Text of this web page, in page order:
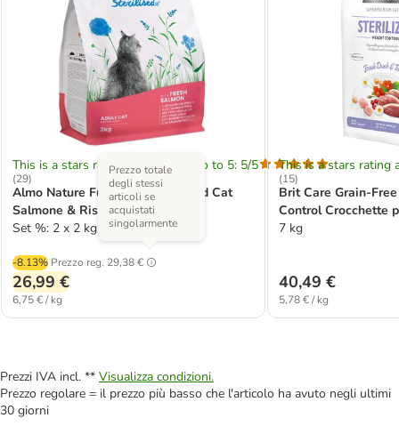
This is a stars rating area from zero to 5: 5/5
(29)
Almo Nature Functional Sterilised Cat
Salmone & Riso
Set %: 2 x 2 kg
-8.13% Prezzo reg. 29,38 €
Prezzo totale
degli stessi
articoli se
acquistati
singolarmente
26,99 €
6,75 € / kg
This is a stars rating
(15)
Brit Care Grain-
Control Crocchette
7 kg
40,49 €
5,78 € / kg
Prezzi IVA incl. ** Visualizza condizioni.
Prezzo regolare = il prezzo più basso che l'articolo ha avuto negli ultimi
30 giorni